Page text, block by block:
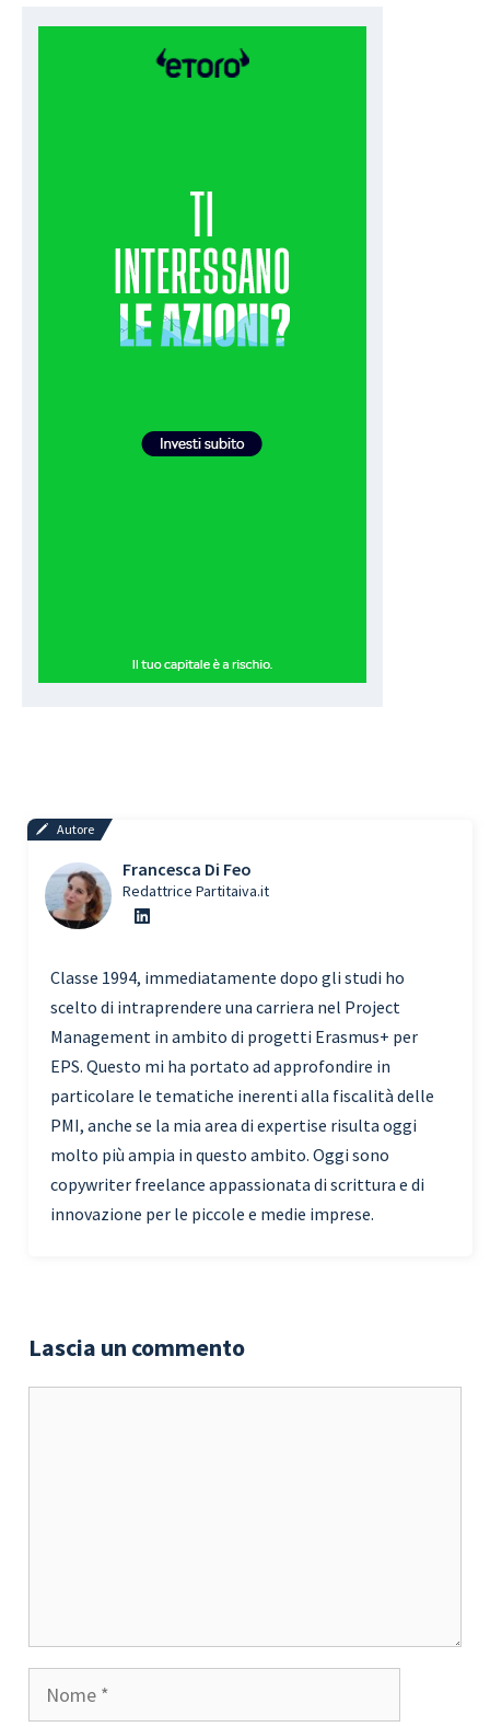
Autore
Francesca Di Feo
Redattrice Partitaiva.it
Classe 1994, immediatamente dopo gli studi ho
scelto di intraprendere una carriera nel Project
Management in ambito di progetti Erasmus+ per
EPS. Questo mi ha portato ad approfondire in
particolare le tematiche inerenti alla fiscalità delle
PMI, anche se la mia area di expertise risulta oggi
molto più ampia in questo ambito. Oggi sono
copywriter freelance appassionata di scrittura e di
innovazione per le piccole e medie imprese.
Lascia un commento
Nome